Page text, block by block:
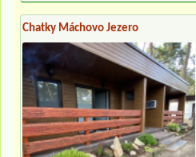
Chatky Máchovo Jezero